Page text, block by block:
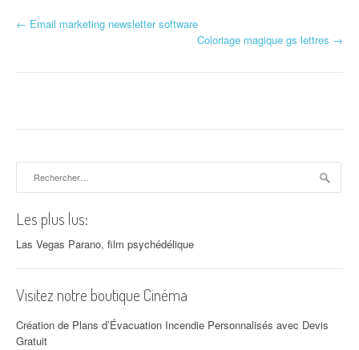
Navigation d'article
← Email marketing newsletter software
Coloriage magique gs lettres →
Les plus lus:
Las Vegas Parano, film psychédélique
Visitez notre boutique Cinéma
Création de Plans d’Évacuation Incendie Personnalisés avec Devis
Gratuit